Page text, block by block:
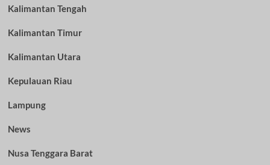
Kalimantan Tengah
Kalimantan Timur
Kalimantan Utara
Kepulauan Riau
Lampung
News
Nusa Tenggara Barat